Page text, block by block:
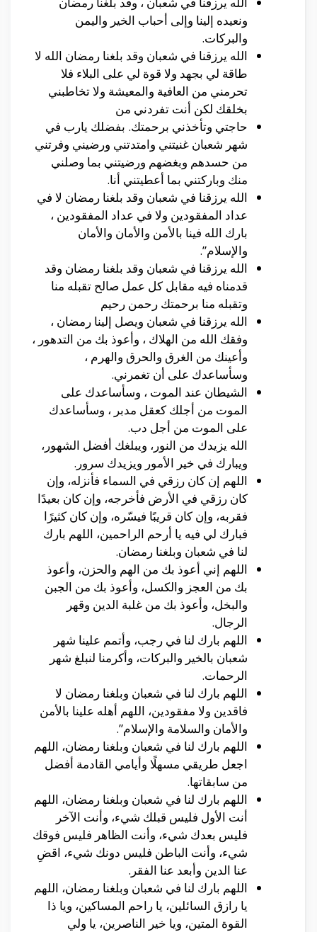
ونعيده إلينا وإلى أحباب الخير واليمن
والبركات.
الله يرزقنا في شعبان وقد بلغنا رمضان الله لا
طاقة لي بجهد ولا قوة لي على البلاء فلا
تحرمني من العافية والمعيشة ولا تخاطبني
بخلقك لكن أنت تفردني من
حاجتي وتأخذني برحمتك. بفضلك يارب في
شهر شعبان غنيتني وامتدتني ورضيني وفرتني
من حسدهم وبغضهم ورضيتني بما وصلني
منك وباركتني بما أعطيتني أنا.
الله يرزقنا في شعبان وقد بلغنا رمضان لا في
عداد المفقودين ولا في عداد المفقودين ،
بارك الله فينا بالأمن والأمان والأمان
والإسلام”.
الله يرزقنا في شعبان وقد بلغنا رمضان وقد
قدمناه فيه مقابل كل عمل صالح تقبله منا
وتقبله منا برحمتك رحمن رحيم
الله يرزقنا في شعبان ويصل إلينا رمضان ،
وفقك الله من الهلاك ، وأعوذ بك من التدهور ،
وأعينك من الغرق والحرق والهرم ،
وسأساعدك على أن تغمرني.
الشيطان عند الموت ، وسأساعدك على
الموت من أجلك كعقل مدبر ، وسأساعدك
على الموت من أجل دب.
الله يزيدك من النور، ويبلغك أفضل الشهور،
ويبارك في خير الأمور ويزيدك سرور.
اللهم إن كان رزقي في السماء فأنزله، وإن
كان رزقي في الأرض فأخرجه، وإن كان بعيدًا
فقربه، وإن كان قريبًا فيسّره، وإن كان كثيرًا
فبارك لي فيه يا أرحم الراحمين، اللهم بارك
لنا في شعبان وبلغنا رمضان.
اللهم إني أعوذ بك من الهم والحزن، وأعوذ
بك من العجز والكسل، وأعوذ بك من الجبن
والبخل، وأعوذ بك من غلبة الدين وقهر
الرجال.
اللهم بارك لنا في رجب، وأتمم علينا شهر
شعبان بالخير والبركات، وأكرمنا لنبلغ شهر
الرحمات.
اللهم بارك لنا في شعبان وبلغنا رمضان لا
فاقدين ولا مفقودين، اللهم أهله علينا بالأمن
والأمان والسلامة والإسلام”.
اللهم بارك لنا في شعبان وبلغنا رمضان، اللهم
اجعل طريقي مسهلًا وأيامي القادمة أفضل
من سابقاتها.
اللهم بارك لنا في شعبان وبلغنا رمضان، اللهم
أنت الأول فليس قبلك شيء، وأنت الآخر
فليس بعدك شيء، وأنت الظاهر فليس فوقك
شيء، وأنت الباطن فليس دونك شيء، اقضِ
عنا الدين وأبعد عنا الفقر.
اللهم بارك لنا في شعبان وبلغنا رمضان، اللهم
يا رازق السائلين، يا راحم المساكين، ويا ذا
القوة المتين، ويا خير الناصرين، يا ولي